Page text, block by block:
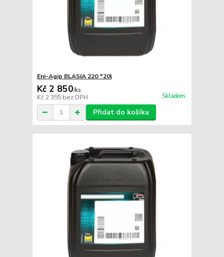
Eni-Agip BLASIA 220 *20l
Kč 2 850/ks
Kč 2 355 bez DPH Skladem
Přidat do košíku